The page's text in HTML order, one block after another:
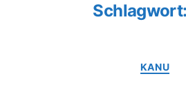
Schlagwort:
KANU